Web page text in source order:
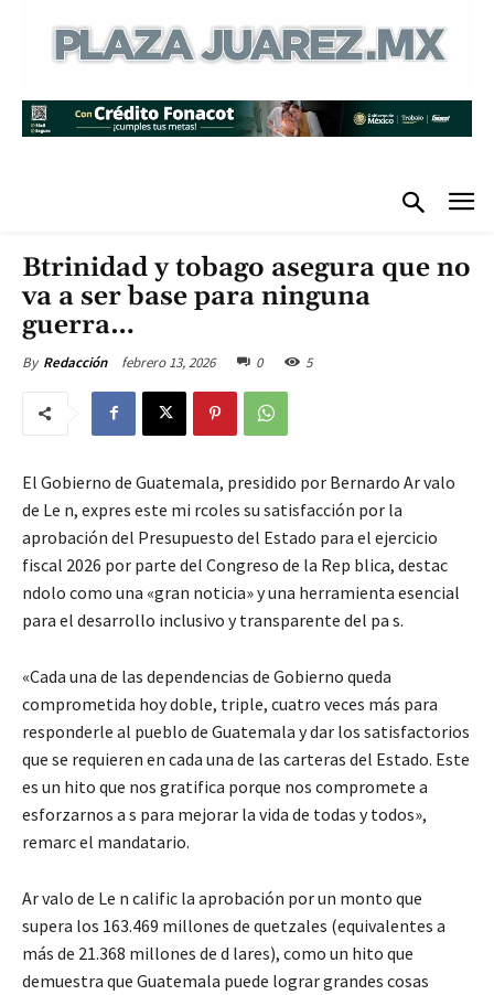
Btrinidad y tobago asegura que no
va a ser base para ninguna
guerra…
By Redacción febrero 13, 2026 0 5
El Gobierno de Guatemala, presidido por Bernardo Ar valo
de Le n, expres este mi rcoles su satisfacción por la
aprobación del Presupuesto del Estado para el ejercicio
fiscal 2026 por parte del Congreso de la Rep blica, destac
ndolo como una «gran noticia» y una herramienta esencial
para el desarrollo inclusivo y transparente del pa s.
«Cada una de las dependencias de Gobierno queda
comprometida hoy doble, triple, cuatro veces más para
responderle al pueblo de Guatemala y dar los satisfactorios
que se requieren en cada una de las carteras del Estado. Este
es un hito que nos gratifica porque nos compromete a
esforzarnos a s para mejorar la vida de todas y todos»,
remarc el mandatario.
Ar valo de Le n calific la aprobación por un monto que
supera los 163.469 millones de quetzales (equivalentes a
más de 21.368 millones de d lares), como un hito que
demuestra que Guatemala puede lograr grandes cosas